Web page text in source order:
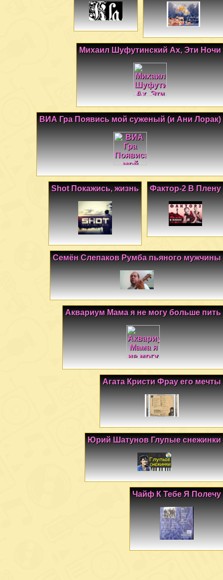
Михаил Шуфутинский Ах, Эти Ночи
ВИА Гра Появись мой суженый (и Ани Лорак)
Фактор-2 В Плену
Shot Покажись, жизнь
Семён Слепаков Румба пьяного мужчины
Аквариум Мама я не могу больше пить
Агата Кристи Фрау его мечты
Юрий Шатунов Глупые снежинки
Чайф К Тебе Я Полечу